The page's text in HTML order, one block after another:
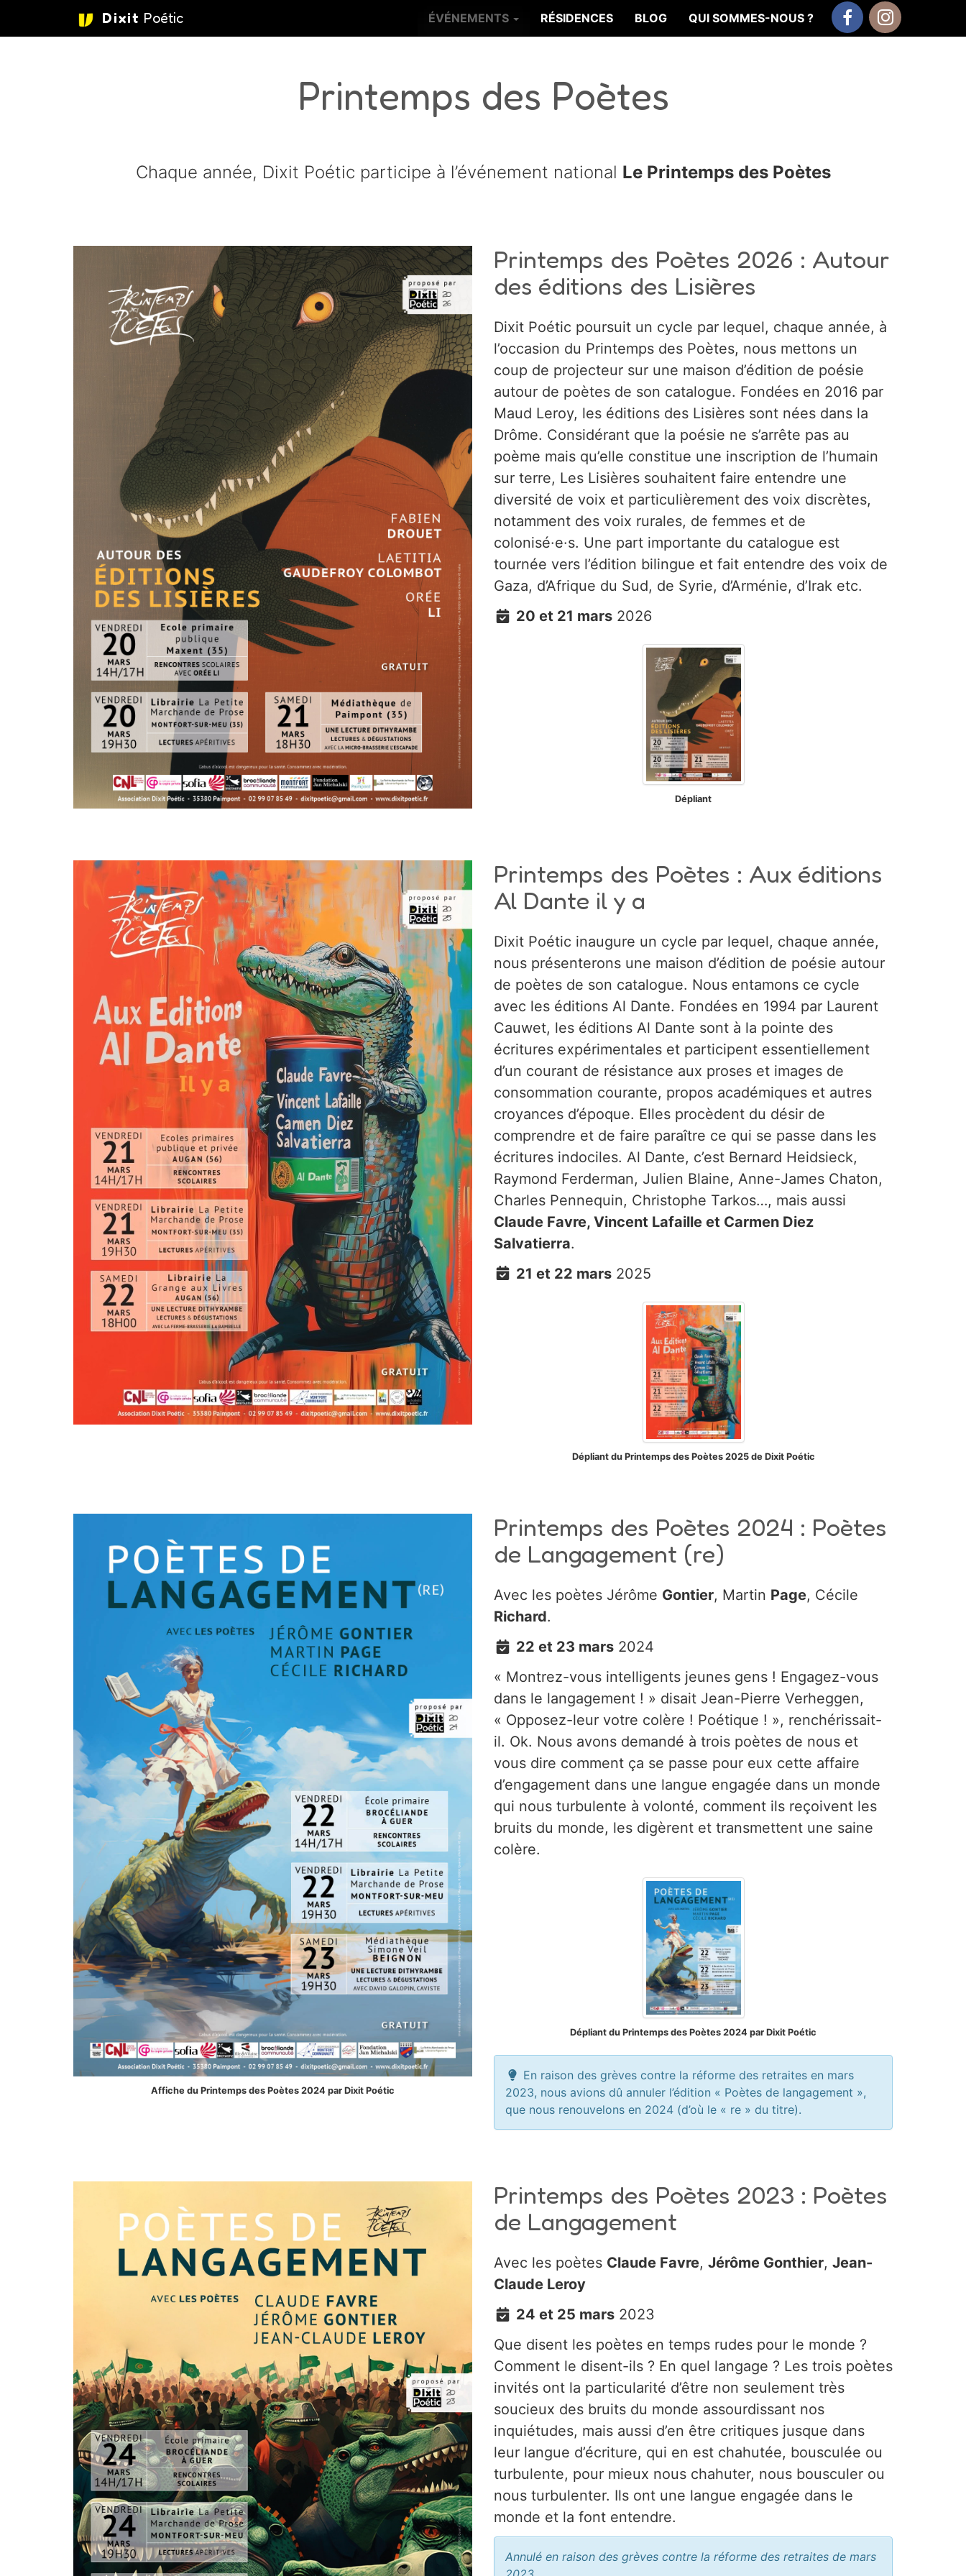
Dixit Poétic ÉVÉNEMENTS RÉSIDENCES BLOG
QUI SOMMES-NOUS ?
Printemps des Poètes
Chaque année, Dixit Poétic participe à l’événement national Le Printemps des Poètes
Printemps des Poètes 2026 : Autour
des éditions des Lisières
Dixit Poétic poursuit un cycle par lequel, chaque année, à
l’occasion du Printemps des Poètes, nous mettons un
coup de projecteur sur une maison d’édition de poésie
autour de poètes de son catalogue. Fondées en 2016 par
Maud Leroy, les éditions des Lisières sont nées dans la
Drôme. Considérant que la poésie ne s’arrête pas au
poème mais qu’elle constitue une inscription de l’humain
sur terre, Les Lisières souhaitent faire entendre une
diversité de voix et particulièrement des voix discrètes,
notamment des voix rurales, de femmes et de
colonisé·e·s. Une part importante du catalogue est
tournée vers l’édition bilingue et fait entendre des voix de
Gaza, d’Afrique du Sud, de Syrie, d’Arménie, d’Irak etc.
20 et 21 mars 2026
Dépliant
Printemps des Poètes : Aux éditions
Al Dante il y a
Dixit Poétic inaugure un cycle par lequel, chaque année,
nous présenterons une maison d’édition de poésie autour
de poètes de son catalogue. Nous entamons ce cycle
avec les éditions Al Dante. Fondées en 1994 par Laurent
Cauwet, les éditions Al Dante sont à la pointe des
écritures expérimentales et participent essentiellement
d’un courant de résistance aux proses et images de
consommation courante, propos académiques et autres
croyances d’époque. Elles procèdent du désir de
comprendre et de faire paraître ce qui se passe dans les
écritures indociles. Al Dante, c’est Bernard Heidsieck,
Raymond Ferderman, Julien Blaine, Anne-James Chaton,
Charles Pennequin, Christophe Tarkos…, mais aussi
Claude Favre, Vincent Lafaille et Carmen Diez
Salvatierra.
21 et 22 mars 2025
Dépliant du Printemps des Poètes 2025 de Dixit Poétic
Printemps des Poètes 2024 : Poètes
de Langagement (re)
Avec les poètes Jérôme Gontier, Martin Page, Cécile
Richard.
22 et 23 mars 2024
« Montrez-vous intelligents jeunes gens ! Engagez-vous
dans le langagement ! » disait Jean-Pierre Verheggen,
« Opposez-leur votre colère ! Poétique ! », renchérissait-
il. Ok. Nous avons demandé à trois poètes de nous et
vous dire comment ça se passe pour eux cette affaire
d’engagement dans une langue engagée dans un monde
qui nous turbulente à volonté, comment ils reçoivent les
bruits du monde, les digèrent et transmettent une saine
colère.
Dépliant du Printemps des Poètes 2024 par Dixit Poétic
En raison des grèves contre la réforme des retraites en mars
2023, nous avions dû annuler l’édition « Poètes de langagement »,
que nous renouvelons en 2024 (d’où le « re » du titre).
Affiche du Printemps des Poètes 2024 par Dixit Poétic
Printemps des Poètes 2023 : Poètes
de Langagement
Avec les poètes Claude Favre, Jérôme Gonthier, Jean-
Claude Leroy
24 et 25 mars 2023
Que disent les poètes en temps rudes pour le monde ?
Comment le disent-ils ? En quel langage ? Les trois poètes
invités ont la particularité d’être non seulement très
soucieux des bruits du monde assourdissant nos
inquiétudes, mais aussi d’en être critiques jusque dans
leur langue d’écriture, qui en est chahutée, bousculée ou
turbulente, pour mieux nous chahuter, nous bousculer ou
nous turbulenter. Ils ont une langue engagée dans le
monde et la font entendre.
Annulé en raison des grèves contre la réforme des retraites de mars